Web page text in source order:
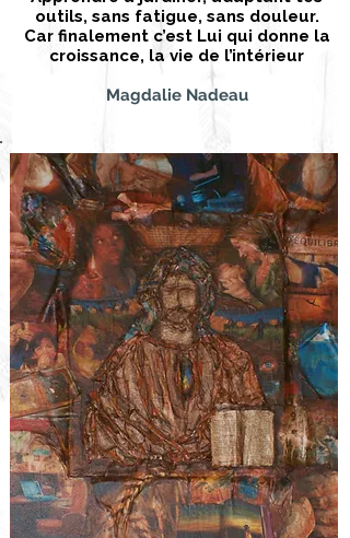
outils, sans fatigue, sans douleur.
Car finalement c’est Lui qui donne la
croissance, la vie de l’intérieur
Magdalie Nadeau